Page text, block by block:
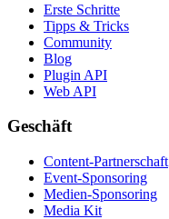
Erste Schritte
Tipps & Tricks
Community
Blog
Plugin API
Web API
Geschäft
Content-Partnerschaft
Event-Sponsoring
Medien-Sponsoring
Media Kit